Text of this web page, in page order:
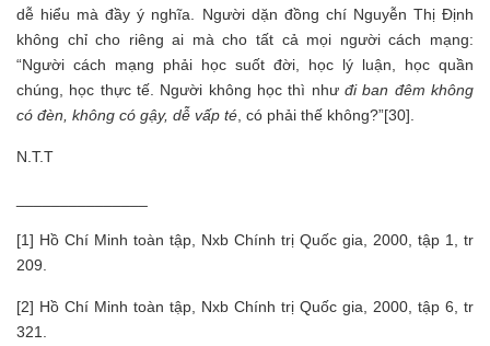
dễ hiểu mà đầy ý nghĩa. Người dặn đồng chí Nguyễn Thị Định
không chỉ cho riêng ai mà cho tất cả mọi người cách mạng:
“Người cách mạng phải học suốt đời, học lý luận, học quần
chúng, học thực tế. Người không học thì như đi ban đêm không
có đèn, không có gậy, dễ vấp té, có phải thế không?”[30].
N.T.T
[1] Hồ Chí Minh toàn tập, Nxb Chính trị Quốc gia, 2000, tập 1, tr
209.
[2] Hồ Chí Minh toàn tập, Nxb Chính trị Quốc gia, 2000, tập 6, tr
321.